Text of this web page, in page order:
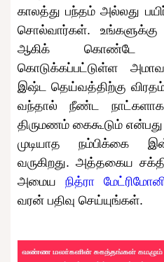
காலத்து பந்தம் அல்லது
சொல்வார்கள்.
ஆகிக் கொண்டே
கொடுக்கப்பட்டுள்ள
இஷ்ட தெய்வத்திற்கு விரதம்
வந்தால் நீண்ட நாட்களாக
திருமணம் கைகூடும்
முடியாத நம்பிக்கை
வருகிறது. அத்தகைய
அமைய நித்ரா
வரன் பதிவு செய்யுங்கள்.